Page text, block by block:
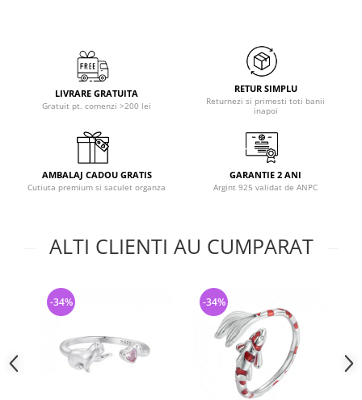
LIVRARE GRATUITA
Gratuit pt. comenzi >200 lei
RETUR SIMPLU
Returnezi si primesti toti banii
inapoi
AMBALAJ CADOU GRATIS
Cutiuta premium si saculet organza
GARANTIE 2 ANI
Argint 925 validat de ANPC
ALTI CLIENTI AU CUMPARAT
-34% -34%